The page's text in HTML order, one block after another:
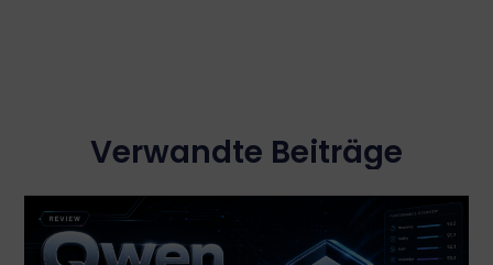
Verwandte Beiträge